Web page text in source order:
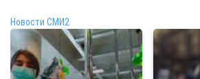
Новости СМИ2